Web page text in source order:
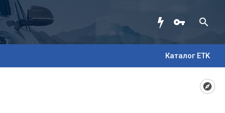
Каталог ETK